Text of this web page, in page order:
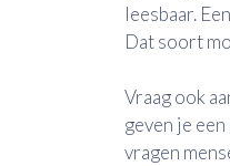
leesbaar.
Dat soort
Vraag ook
geven je
vragen